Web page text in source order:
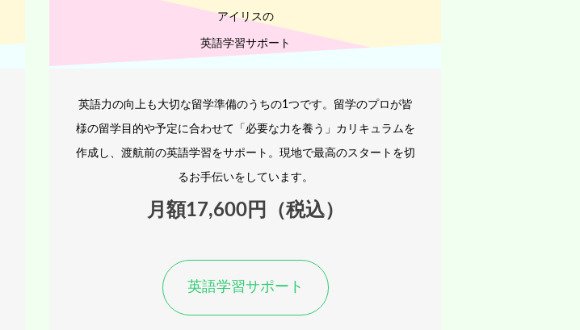
アイリスの
英語学習サポート
英語力の向上も大切な留学準備のうちの1つです。留学のプロが皆
様の留学目的や予定に合わせて「必要な力を養う」カリキュラムを
作成し、渡航前の英語学習をサポート。現地で最高のスタートを切
るお手伝いをしています。
月額17,600円（税込）
英語学習サポート